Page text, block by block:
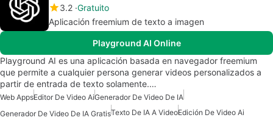
3.2 Gratuito
Aplicación freemium de texto a imagen
Playground AI Online
Playground AI es una aplicación basada en navegador freemium
que permite a cualquier persona generar videos personalizados a
partir de entrada de texto solamente.…
Web AppsEditor De Video AiGenerador De Video De IA
Generador De Video De IA GratisTexto De IA A VideoEdición De Video Ai